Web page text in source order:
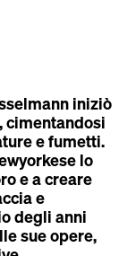
iniziò
cimentandosi
e fumetti.
lo
e a creare
e
degli anni
sue opere,